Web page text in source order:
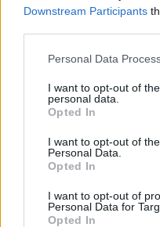
Downstream Participants
Personal Data
I want to opt-out of
personal data.
Opted In
I want to opt-out of
Personal Data.
Opted In
I want to opt-out of
Personal Data for
Opted In
być Mikkel "⁠lund⁠" Lund.
włodarze organizatora
obliczu m.in. śledztwa
przejmą wicemistrzowie
pośrednictwem którego
oficjalniezasilili szeregi
właśnie oni będą
drabince pojedynczej
"dycha" Dycha i ENCE.